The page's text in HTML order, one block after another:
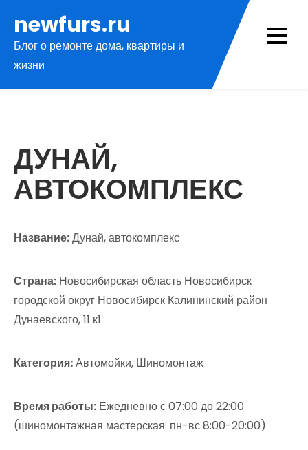
содержимому
newfurs.ru
Блог о ремонте дома, квартиры и
жизни
ДУНАЙ,
АВТОКОМПЛЕКС
Название:Дунай, автокомплекс
Страна: Новосибирская область Новосибирск
городской округ Новосибирск Калининский район
Дунаевского, 11 к1
Категория:Автомойки, Шиномонтаж
Время работы: Ежедневно с 07:00 до 22:00
(шиномонтажная мастерская: пн-вс 8:00-20:00)